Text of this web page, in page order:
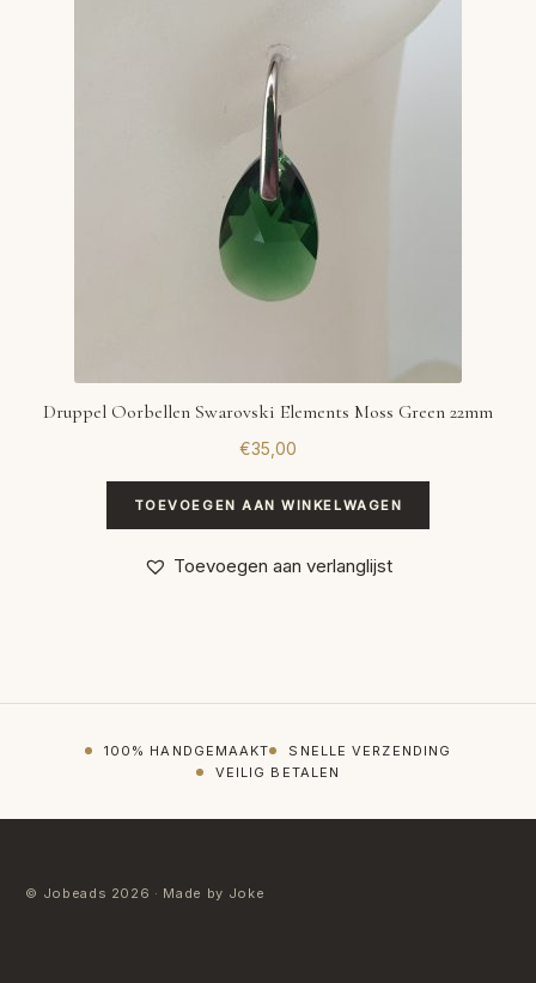
Druppel Oorbellen Swarovski Elements Moss Green 22mm
€35,00
TOEVOEGEN AAN WINKELWAGEN
Toevoegen aan verlanglijst
100% HANDGEMAAKT
SNELLE VERZENDING
VEILIG BETALEN
© Jobeads 2026 · Made by Joke